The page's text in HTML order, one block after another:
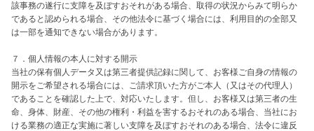
該事務の遂行に支障を及ぼすおそれがある場合、取得の状況からみて明らか
であると認められる場合、その他法令に基づく場合には、利用目的の全部又
は一部を通知できない場合があります。
７．個人情報の本人に対する開示
当社の保有個人データ又は第三者提供記録に関して、お客様ご自身の情報の
開示をご希望される場合には、ご請求頂いた方がご本人（又はその代理人）
であることを確認した上で、対応いたします。但し、お客様又は第三者の生
命、身体、財産、その他の権利・利益を害するおそれのある場合、当社にお
ける業務の適正な実施に著しい支障を及ぼすおそれのある場合、法令に違反